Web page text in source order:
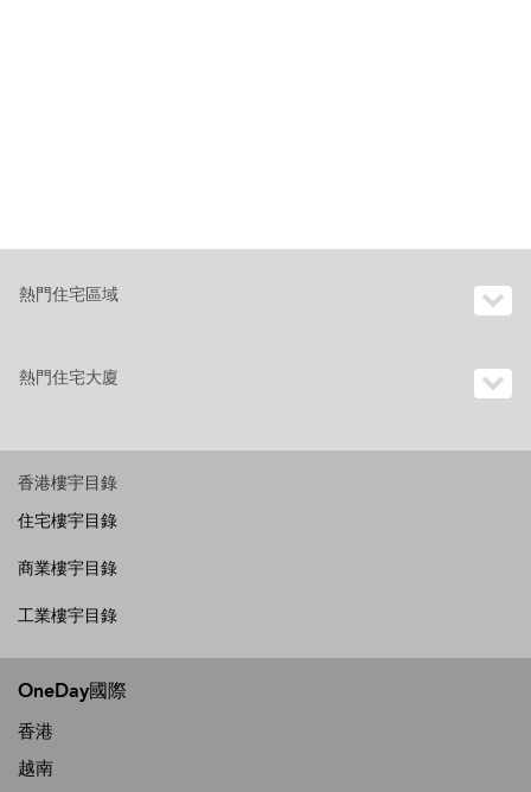
熱門住宅區域
熱門住宅大廈
香港樓宇目錄
住宅樓宇目錄
商業樓宇目錄
工業樓宇目錄
OneDay國際
香港
越南